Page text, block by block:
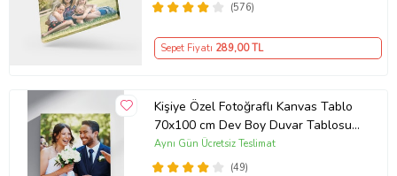
(576)
Sepet Fiyatı 289,00 TL
Kişiye Özel Fotoğraflı Kanvas Tablo
70x100 cm Dev Boy Duvar Tablosu –
Sevgiliye, Aileye & Ev Hediyesi
(49)
Aynı Gün Ücretsiz Teslimat